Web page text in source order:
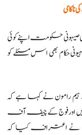
بھی صیہونی حکومت اپنے کوئی
حکام بھی اس مسئلے کو
رامون نے کہا ہے کہ
اور فوج کے چیف آف
نے اعتراف کیا کہ